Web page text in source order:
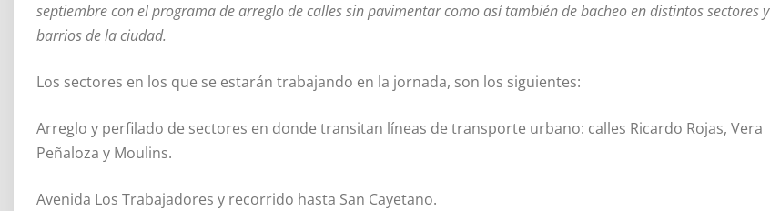
septiembre con el programa de arreglo de calles sin pavimentar como así también de bacheo en distintos sectores y
barrios de la ciudad.
Los sectores en los que se estarán trabajando en la jornada, son los siguientes:
Arreglo y perfilado de sectores en donde transitan líneas de transporte urbano: calles Ricardo Rojas, Vera
Peñaloza y Moulins.
Avenida Los Trabajadores y recorrido hasta San Cayetano.